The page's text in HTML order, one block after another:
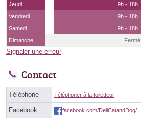
Jeudi
9h - 18h
Vendredi
9h - 18h
Samedi
9h - 18h
Dimanche
Fermé
Signaler une erreur
Contact
Téléphone Téléphoner à la toiletteur
Facebook facebook.com/DeliCatandDog/